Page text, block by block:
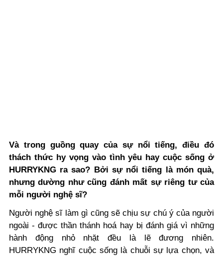
Và trong guồng quay của sự nổi tiếng, điều đó
thách thức hy vọng vào tình yêu hay cuộc sống ở
HURRYKNG ra sao? Bởi sự nổi tiếng là món quà,
nhưng dường như cũng đánh mất sự riêng tư của
mỗi người nghệ sĩ?
Người nghệ sĩ làm gì cũng sẽ chịu sự chú ý của người
ngoài - được thần thánh hoá hay bị đánh giá vì những
hành động nhỏ nhặt đều là lẽ đương nhiên.
HURRYKNG nghĩ cuộc sống là chuỗi sự lựa chọn, và